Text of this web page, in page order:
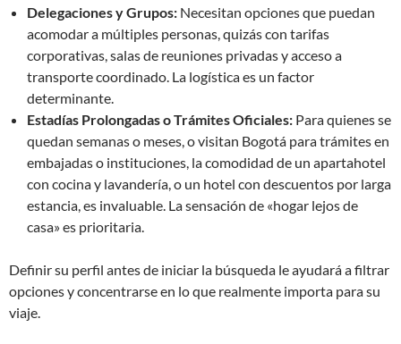
Delegaciones y Grupos: Necesitan opciones que puedan
acomodar a múltiples personas, quizás con tarifas
corporativas, salas de reuniones privadas y acceso a
transporte coordinado. La logística es un factor
determinante.
Estadías Prolongadas o Trámites Oficiales: Para quienes se
quedan semanas o meses, o visitan Bogotá para trámites en
embajadas o instituciones, la comodidad de un apartahotel
con cocina y lavandería, o un hotel con descuentos por larga
estancia, es invaluable. La sensación de «hogar lejos de
casa» es prioritaria.
Definir su perfil antes de iniciar la búsqueda le ayudará a filtrar
opciones y concentrarse en lo que realmente importa para su
viaje.